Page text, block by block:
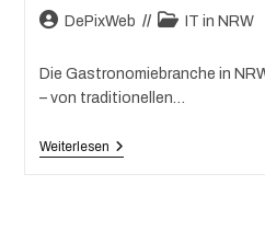
DePixWeb IT in NRW
Die Gastronomiebranche in
– von traditionellen…
Weiterlesen